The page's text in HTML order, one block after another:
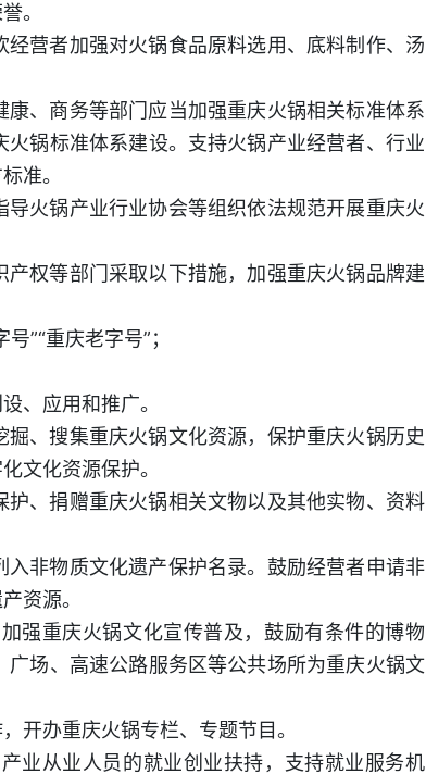
。
营者加强对火锅食品原料选用、底料制作、汤
、商务等部门应当加强重庆火锅相关标准体系
锅标准体系建设。支持火锅产业经营者、行业
准。
火锅产业行业协会等组织依法规范开展重庆火
权等部门采取以下措施，加强重庆火锅品牌建
”“重庆老字号”；
、应用和推广。
、搜集重庆火锅文化资源，保护重庆火锅历史
文化资源保护。
、捐赠重庆火锅相关文物以及其他实物、资料
非物质文化遗产保护名录。鼓励经营者申请非
资源。
强重庆火锅文化宣传普及，鼓励有条件的博物
场、高速公路服务区等公共场所为重庆火锅文
开办重庆火锅专栏、专题节目。
业从业人员的就业创业扶持，支持就业服务机